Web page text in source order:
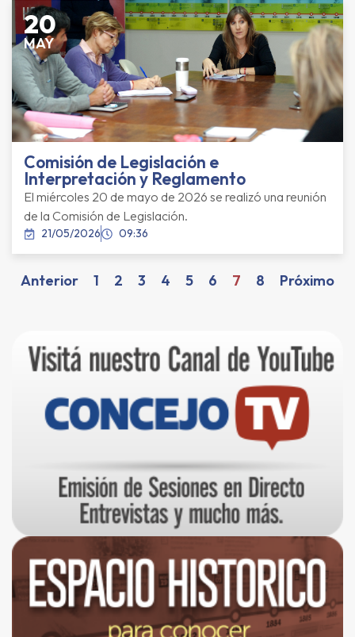
20
MAY
Comisión de Legislación e
Interpretación y Reglamento
El miércoles 20 de mayo de 2026 se realizó una reunión
de la Comisión de Legislación.
21/05/2026 09:36
Anterior 1 2 3 4 5 6 7 8 Próximo